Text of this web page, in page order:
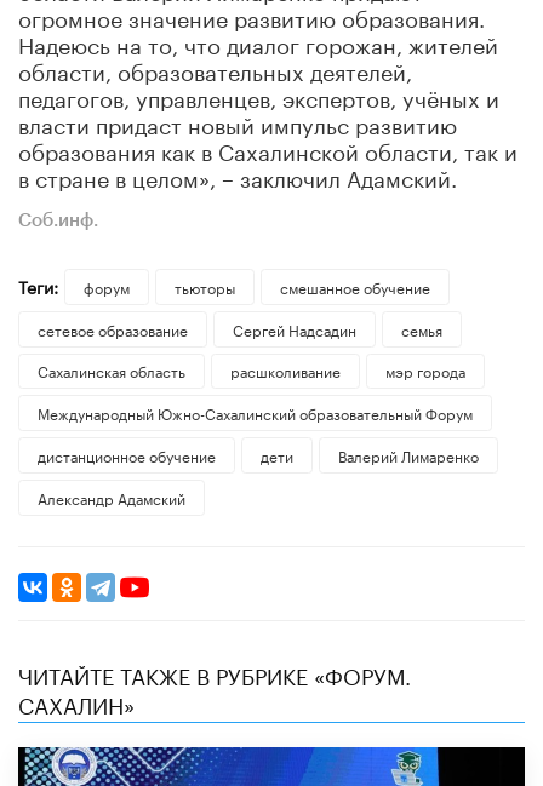
огромное значение развитию образования.
Надеюсь на то, что диалог горожан, жителей
области, образовательных деятелей,
педагогов, управленцев, экспертов, учёных и
власти придаст новый импульс развитию
образования как в Сахалинской области, так и
в стране в целом», – заключил Адамский.
Соб.инф.
Теги: форум тьюторы
смешанное обучение
сетевое образование
Сергей Надсадин
семья
Сахалинская область
расшколивание
мэр города
Международный Южно-Сахалинский образовательный Форум
дистанционное обучение
дети
Валерий Лимаренко
Александр Адамский
ЧИТАЙТЕ ТАКЖЕ В РУБРИКЕ «ФОРУМ.
САХАЛИН»